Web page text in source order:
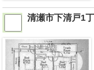
清瀬市下清戸1